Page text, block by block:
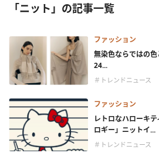
「ニット」の記事一覧
ファッション
無染色ならではの
24...
＃トレンドニュース
ファッション
レトロなハローキ
ロギー」ニットイ...
＃トレンドニュース